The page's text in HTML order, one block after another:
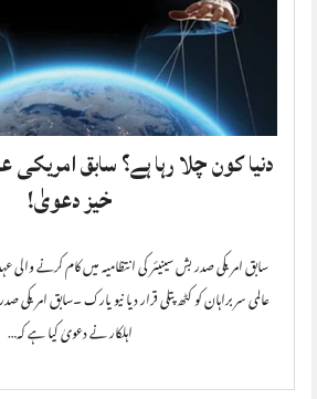
دنیا کون چلا رہا ہے؟ سابق
خیز دعویٰ!
سابق امریکی صدر بش سینیئر کی انتظامیہ میں کام کرنے
عالمی سربراہان کو کٹھ پتلی قرار دیا نیو یارک ۔سابق امریکی
اہلکار نے دعویٰ کیا ہے کہ…